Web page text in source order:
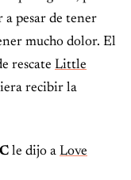
pesar de tener
mucho dolor. El
rescate Little
recibir la
le dijo a Love